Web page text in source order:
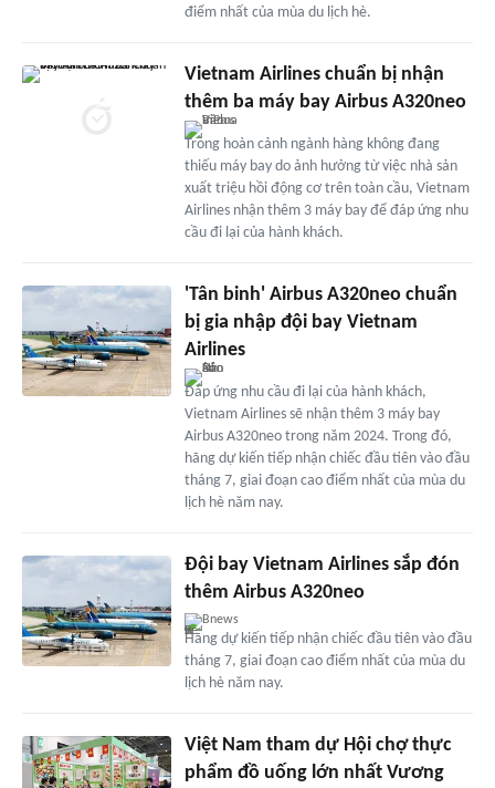
điểm nhất của mùa du lịch hè.
Vietnam Airlines chuẩn bị nhận
thêm ba máy bay Airbus A320neo
Trong hoàn cảnh ngành hàng không đang
thiếu máy bay do ảnh hưởng từ việc nhà sản
xuất triệu hồi động cơ trên toàn cầu, Vietnam
Airlines nhận thêm 3 máy bay để đáp ứng nhu
cầu đi lại của hành khách.
'Tân binh' Airbus A320neo chuẩn
bị gia nhập đội bay Vietnam
Airlines
Đáp ứng nhu cầu đi lại của hành khách,
Vietnam Airlines sẽ nhận thêm 3 máy bay
Airbus A320neo trong năm 2024. Trong đó,
hãng dự kiến tiếp nhận chiếc đầu tiên vào đầu
tháng 7, giai đoạn cao điểm nhất của mùa du
lịch hè năm nay.
Đội bay Vietnam Airlines sắp đón
thêm Airbus A320neo
Bnews
Hãng dự kiến tiếp nhận chiếc đầu tiên vào đầu
tháng 7, giai đoạn cao điểm nhất của mùa du
lịch hè năm nay.
Việt Nam tham dự Hội chợ thực
phẩm đồ uống lớn nhất Vương